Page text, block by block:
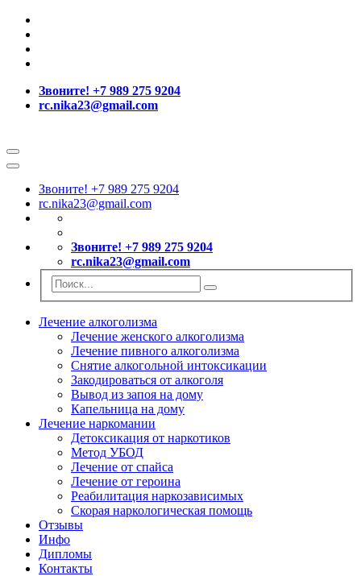
Звоните! +7 989 275 9204
rc.nika23@gmail.com
Звоните! +7 989 275 9204
rc.nika23@gmail.com
Звоните! +7 989 275 9204
rc.nika23@gmail.com
Лечение алкоголизма
Лечение женского алкоголизма
Лечение пивного алкоголизма
Снятие алкогольной интоксикации
Закодироваться от алкоголя
Вывод из запоя на дому
Капельница на дому
Лечение наркомании
Детоксикация от наркотиков
Метод УБОД
Лечение от спайса
Лечение от героина
Реабилитация наркозависимых
Скорая наркологическая помощь
Отзывы
Инфо
Дипломы
Контакты